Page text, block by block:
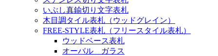
いぶし真鍮切り文字表札
木目調タイル表札（ウッドグレイン）
FREE-STYLE表札（フリースタイル表札）
ウッドベース表札
オーバル ガラス